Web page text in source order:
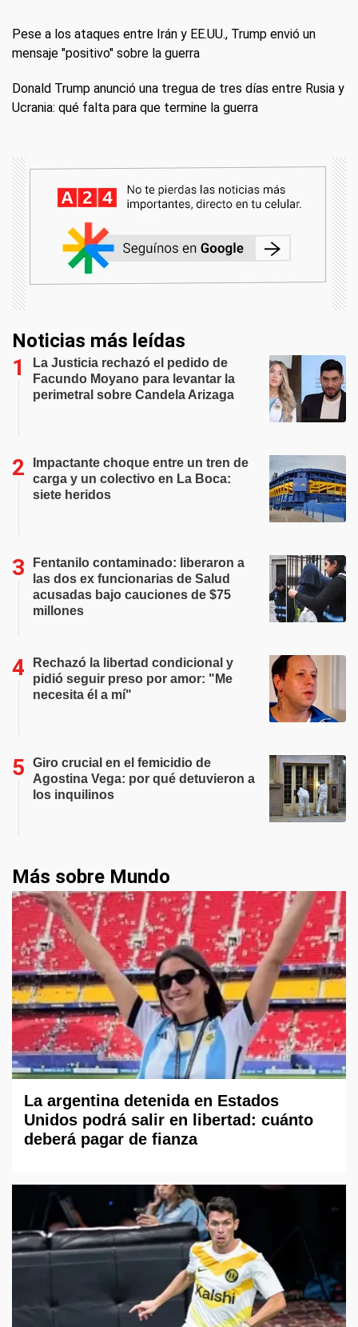
Pese a los ataques entre Irán y EE.UU., Trump envió un
mensaje "positivo" sobre la guerra
Donald Trump anunció una tregua de tres días entre Rusia y
Ucrania: qué falta para que termine la guerra
Noticias más leídas
La Justicia rechazó el pedido de
Facundo Moyano para levantar la
perimetral sobre Candela Arizaga
Impactante choque entre un tren de
carga y un colectivo en La Boca:
siete heridos
Fentanilo contaminado: liberaron a
las dos ex funcionarias de Salud
acusadas bajo cauciones de $75
millones
Rechazó la libertad condicional y
pidió seguir preso por amor: "Me
necesita él a mí"
Giro crucial en el femicidio de
Agostina Vega: por qué detuvieron a
los inquilinos
Más sobre Mundo
La argentina detenida en Estados
Unidos podrá salir en libertad: cuánto
deberá pagar de fianza